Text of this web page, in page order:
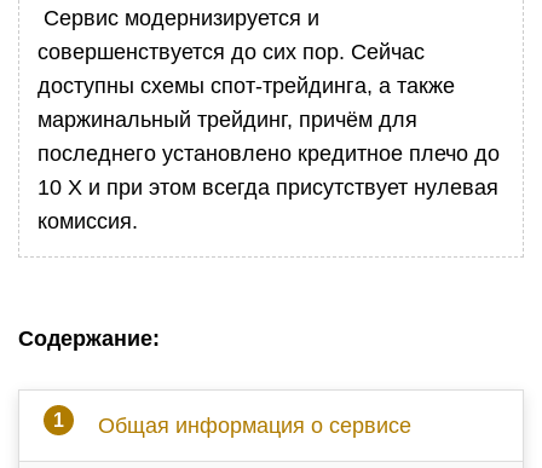
Сервис модернизируется и
совершенствуется до сих пор. Сейчас
доступны схемы спот-трейдинга, а также
маржинальный трейдинг, причём для
последнего установлено кредитное плечо до
10 Х и при этом всегда присутствует нулевая
комиссия.
Содержание:
Общая информация о сервисе